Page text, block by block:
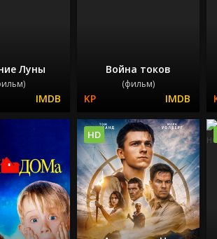
Луны Война токов
(фильм)
HD